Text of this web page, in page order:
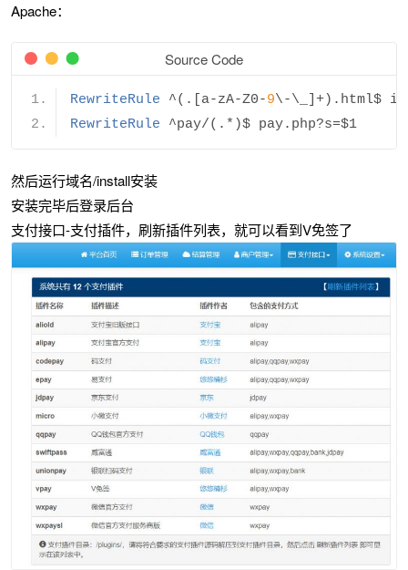
Apache：
Source Code
RewriteRule ^(.[a-zA-Z0-9\-\_ ]+). html$
RewriteRule
^pay/(.*)$ pay. php?s=$1
然后运行域名/install安装
安装完毕后登录后台
支付接口-支付插件，刷新插件列表，就可以看到V免签了